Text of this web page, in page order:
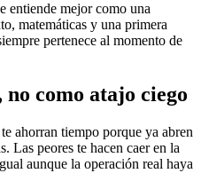
entiende mejor como una
matemáticas y una primera
pertenece al momento de
como atajo ciego
ahorran tiempo porque ya abren
Las peores te hacen caer en la
aunque la operación real haya